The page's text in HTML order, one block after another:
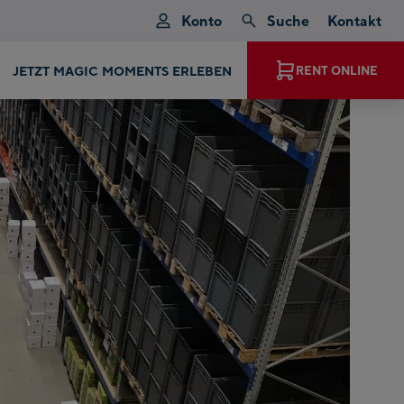
Konto Suche Kontakt
JETZT MAGIC MOMENTS ERLEBEN RENT ONLINE